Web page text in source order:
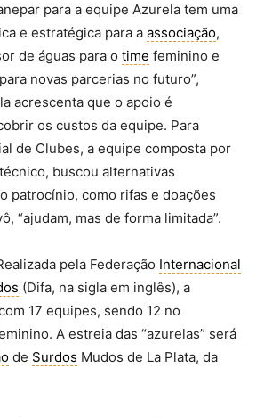
para a equipe Azurela tem uma
e estratégica para a associação,
de águas para o time feminino e
novas parcerias no futuro”,
acrescenta que o apoio é
os custos da equipe. Para
de Clubes, a equipe composta por
buscou alternativas
patrocínio, como rifas e doações
“ajudam, mas de forma limitada”.
pela Federação Internacional
(Difa, na sigla em inglês), a
17 equipes, sendo 12 no
A estreia das “azurelas” será
de Surdos Mudos de La Plata, da